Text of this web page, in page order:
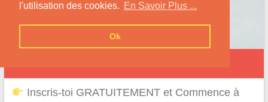
l'utilisation des cookies. En Savoir Plus ...
Ok
Inscris-toi GRATUITEMENT et Commence à